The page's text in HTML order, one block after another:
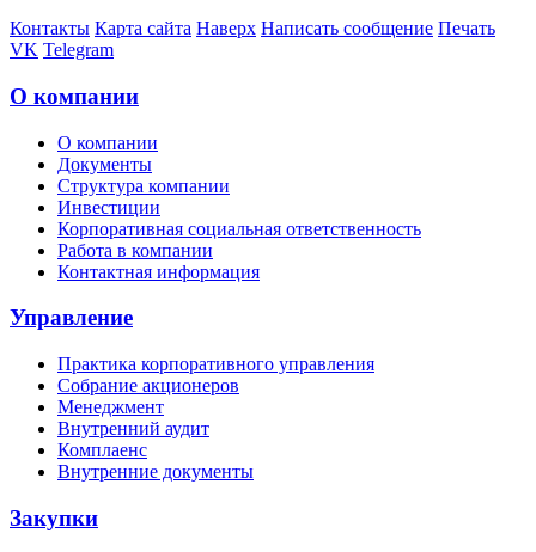
Контакты Карта сайта Наверх Написать сообщение Печать
VK Telegram
О компании
О компании
Документы
Структура компании
Инвестиции
Корпоративная социальная ответственность
Работа в компании
Контактная информация
Управление
Практика корпоративного управления
Собрание акционеров
Менеджмент
Внутренний аудит
Комплаенс
Внутренние документы
Закупки